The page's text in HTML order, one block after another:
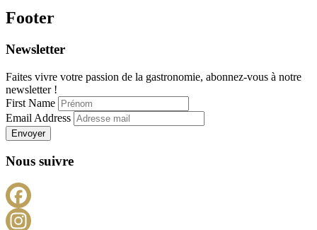
Footer
Newsletter
Faites vivre votre passion de la gastronomie, abonnez-vous à notre
newsletter !
First Name
Email Address
Envoyer
Nous suivre